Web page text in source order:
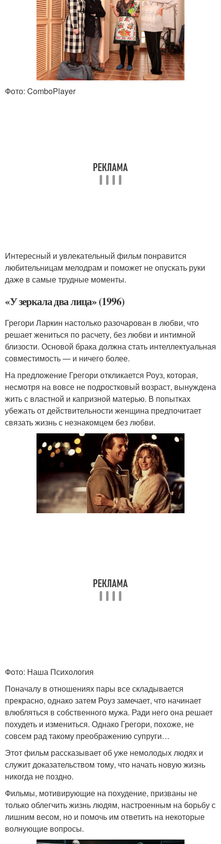
Фото: ComboPlayer
Интересный и увлекательный фильм понравится
любительницам мелодрам и поможет не опускать руки
даже в самые трудные моменты.
«У зеркала два лица» (1996)
Грегори Ларкин настолько разочарован в любви, что
решает жениться по расчету, без любви и интимной
близости. Основой брака должна стать интеллектуальная
совместимость — и ничего более.
На предложение Грегори откликается Роуз, которая,
несмотря на вовсе не подростковый возраст, вынуждена
жить с властной и капризной матерью. В попытках
убежать от действительности женщина предпочитает
связать жизнь с незнакомцем без любви.
Фото: Наша Психология
Поначалу в отношениях пары все складывается
прекрасно, однако затем Роуз замечает, что начинает
влюбляться в собственного мужа. Ради него она решает
похудеть и измениться. Однако Грегори, похоже, не
совсем рад такому преображению супруги…
Этот фильм рассказывает об уже немолодых людях и
служит доказательством тому, что начать новую жизнь
никогда не поздно.
Фильмы, мотивирующие на похудение, призваны не
только облегчить жизнь людям, настроенным на борьбу с
лишним весом, но и помочь им ответить на некоторые
волнующие вопросы.